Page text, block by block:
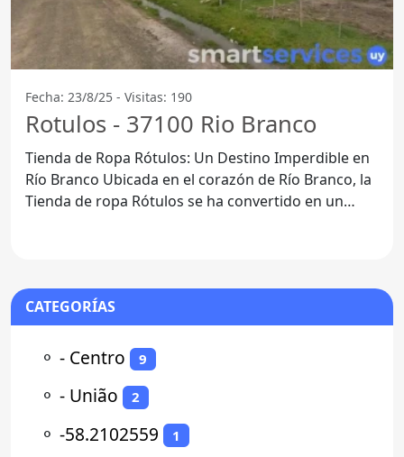
Fecha: 23/8/25 - Visitas: 190
Rotulos - 37100 Rio Branco
Tienda de Ropa Rótulos: Un Destino Imperdible en
Río Branco Ubicada en el corazón de Río Branco, la
Tienda de ropa Rótulos se ha convertido en un
CATEGORÍAS
⚬ - Centro 9
⚬ - União 2
⚬ -58.2102559 1